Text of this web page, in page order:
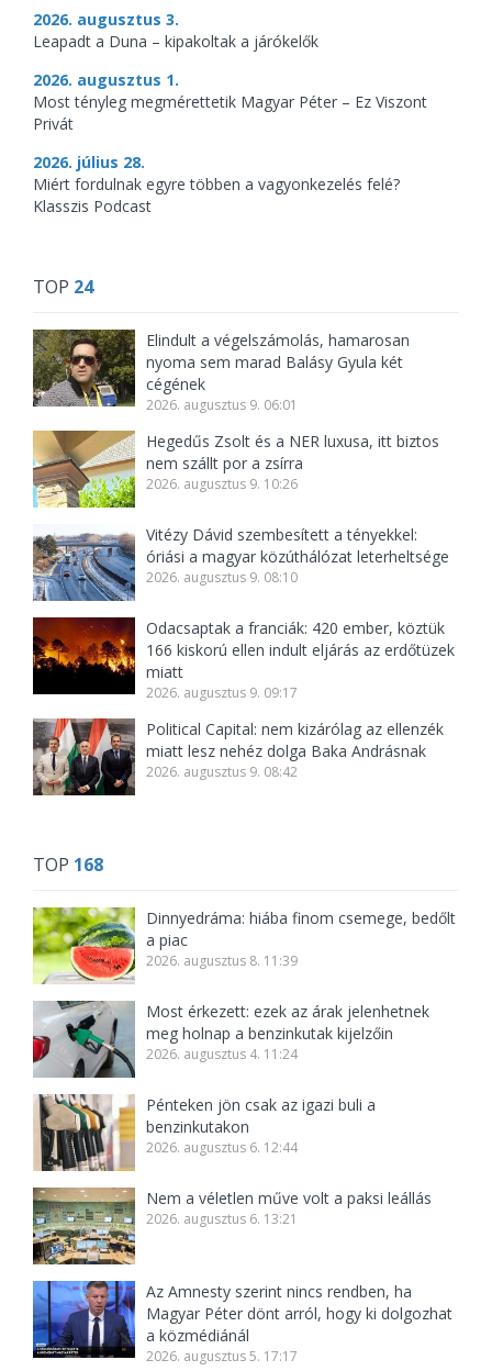
2026. augusztus 3.
Leapadt a Duna – kipakoltak a járókelők
2026. augusztus 1.
Most tényleg megmérettetik Magyar Péter – Ez Viszont
Privát
2026. július 28.
Miért fordulnak egyre többen a vagyonkezelés felé?
Klasszis Podcast
TOP 24
Elindult a végelszámolás, hamarosan
nyoma sem marad Balásy Gyula két
cégének
2026. augusztus 9. 06:01
Hegedűs Zsolt és a NER luxusa, itt biztos
nem szállt por a zsírra
2026. augusztus 9. 10:26
Vitézy Dávid szembesített a tényekkel:
óriási a magyar közúthálózat leterheltsége
2026. augusztus 9. 08:10
Odacsaptak a franciák: 420 ember, köztük
166 kiskorú ellen indult eljárás az erdőtüzek
miatt
2026. augusztus 9. 09:17
Political Capital: nem kizárólag az ellenzék
miatt lesz nehéz dolga Baka Andrásnak
2026. augusztus 9. 08:42
TOP 168
Dinnyedráma: hiába finom csemege, bedőlt
a piac
2026. augusztus 8. 11:39
Most érkezett: ezek az árak jelenhetnek
meg holnap a benzinkutak kijelzőin
2026. augusztus 4. 11:24
Pénteken jön csak az igazi buli a
benzinkutakon
2026. augusztus 6. 12:44
Nem a véletlen műve volt a paksi leállás
2026. augusztus 6. 13:21
Az Amnesty szerint nincs rendben, ha
Magyar Péter dönt arról, hogy ki dolgozhat
a közmédiánál
2026. augusztus 5. 17:17